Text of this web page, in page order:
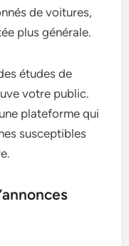
de voitures,
plus générale.
études de
votre public.
plateforme qui
susceptibles